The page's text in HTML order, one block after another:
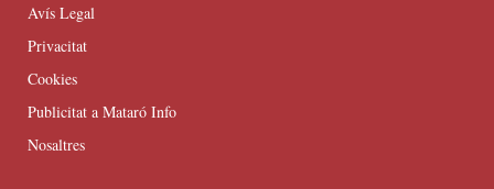
Avís Legal
Privacitat
Cookies
Publicitat a Mataró Info
Nosaltres